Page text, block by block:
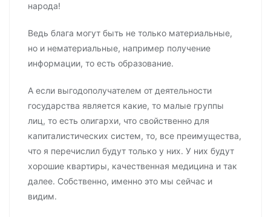
народа!
Ведь блага могут быть не только материальные,
но и нематериальные, например получение
информации, то есть образование.
А если выгодополучателем от деятельности
государства является какие, то малые группы
лиц, то есть олигархи, что свойственно для
капиталистических систем, то, все преимущества,
что я перечислил будут только у них. У них будут
хорошие квартиры, качественная медицина и так
далее. Собственно, именно это мы сейчас и
видим.